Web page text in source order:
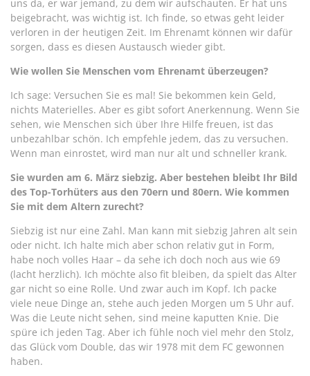
uns da, er war jemand, zu dem wir aufschauten. Er hat uns
beigebracht, was wichtig ist. Ich finde, so etwas geht leider
verloren in der heutigen Zeit. Im Ehrenamt können wir dafür
sorgen, dass es diesen Austausch wieder gibt.
Wie wollen Sie Menschen vom Ehrenamt überzeugen?
Ich sage: Versuchen Sie es mal! Sie bekommen kein Geld,
nichts Materielles. Aber es gibt sofort Anerkennung. Wenn Sie
sehen, wie Menschen sich über Ihre Hilfe freuen, ist das
unbezahlbar schön. Ich empfehle jedem, das zu versuchen.
Wenn man einrostet, wird man nur alt und schneller krank.
Sie wurden am 6. März siebzig. Aber bestehen bleibt Ihr Bild
des Top-Torhüters aus den 70ern und 80ern. Wie kommen
Sie mit dem Altern zurecht?
Siebzig ist nur eine Zahl. Man kann mit siebzig Jahren alt sein
oder nicht. Ich halte mich aber schon relativ gut in Form,
habe noch volles Haar – da sehe ich doch noch aus wie 69
(lacht herzlich). Ich möchte also fit bleiben, da spielt das Alter
gar nicht so eine Rolle. Und zwar auch im Kopf. Ich packe
viele neue Dinge an, stehe auch jeden Morgen um 5 Uhr auf.
Was die Leute nicht sehen, sind meine kaputten Knie. Die
spüre ich jeden Tag. Aber ich fühle noch viel mehr den Stolz,
das Glück vom Double, das wir 1978 mit dem FC gewonnen
haben.